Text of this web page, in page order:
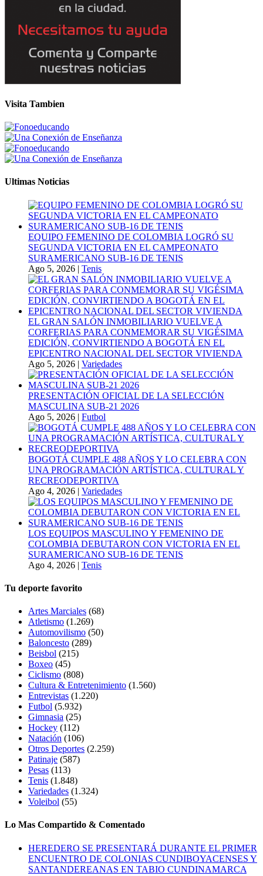
Visita Tambien
Ultimas Noticias
EQUIPO FEMENINO DE COLOMBIA LOGRÓ SU
SEGUNDA VICTORIA EN EL CAMPEONATO
SURAMERICANO SUB-16 DE TENIS
Ago 5, 2026 | Tenis
EL GRAN SALÓN INMOBILIARIO VUELVE A
CORFERIAS PARA CONMEMORAR SU VIGÉSIMA
EDICIÓN, CONVIRTIENDO A BOGOTÁ EN EL
EPICENTRO NACIONAL DEL SECTOR VIVIENDA
Ago 5, 2026 | Variedades
PRESENTACIÓN OFICIAL DE LA SELECCIÓN
MASCULINA SUB-21 2026
Ago 5, 2026 | Futbol
BOGOTÁ CUMPLE 488 AÑOS Y LO CELEBRA CON
UNA PROGRAMACIÓN ARTÍSTICA, CULTURAL Y
RECREODEPORTIVA
Ago 4, 2026 | Variedades
LOS EQUIPOS MASCULINO Y FEMENINO DE
COLOMBIA DEBUTARON CON VICTORIA EN EL
SURAMERICANO SUB-16 DE TENIS
Ago 4, 2026 | Tenis
Tu deporte favorito
Artes Marciales (68)
Atletismo (1.269)
Automovilismo (50)
Baloncesto (289)
Beisbol (215)
Boxeo (45)
Ciclismo (808)
Cultura & Entretenimiento (1.560)
Entrevistas (1.220)
Futbol (5.932)
Gimnasia (25)
Hockey (112)
Natación (106)
Otros Deportes (2.259)
Patinaje (587)
Pesas (113)
Tenis (1.848)
Variedades (1.324)
Voleibol (55)
Lo Mas Compartido & Comentado
HEREDERO SE PRESENTARÁ DURANTE EL PRIMER
ENCUENTRO DE COLONIAS CUNDIBOYACENSES Y
SANTANDEREANAS EN TABIO CUNDINAMARCA